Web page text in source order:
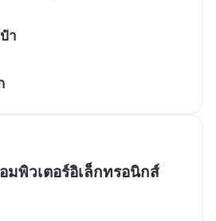
า
มพิวเตอร์อิเล็กทรอนิกส์